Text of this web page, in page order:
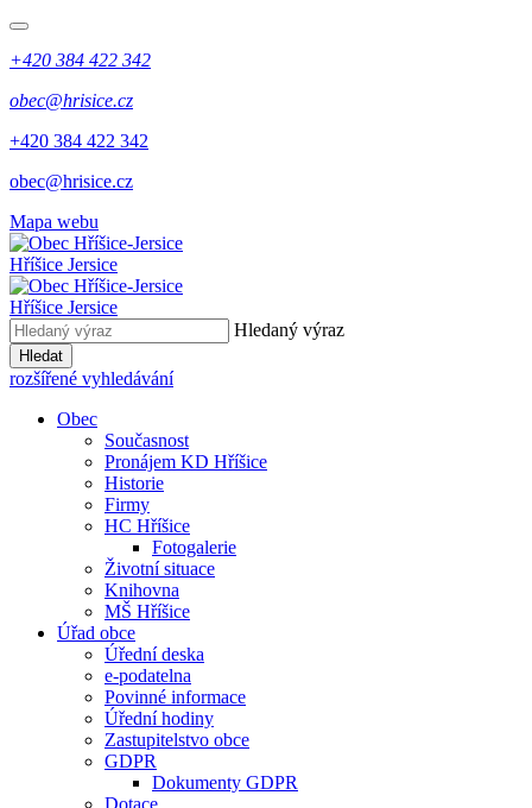
+420 384 422 342
obec@hrisice.cz
+420 384 422 342
obec@hrisice.cz
Mapa webu
Hříšice Jersice
Hříšice Jersice
Hledaný výraz
Hledat
rozšířené vyhledávání
Obec
Současnost
Pronájem KD Hříšice
Historie
Firmy
HC Hříšice
Fotogalerie
Životní situace
Knihovna
MŠ Hříšice
Úřad obce
Úřední deska
e-podatelna
Povinné informace
Úřední hodiny
Zastupitelstvo obce
GDPR
Dokumenty GDPR
Dotace